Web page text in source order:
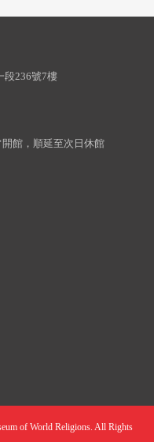
236號7樓
館，順延至次日休館
of World Religions. All Rights